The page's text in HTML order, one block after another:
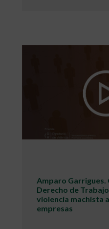
Amparo
Derecho de
violencia machista
empresas